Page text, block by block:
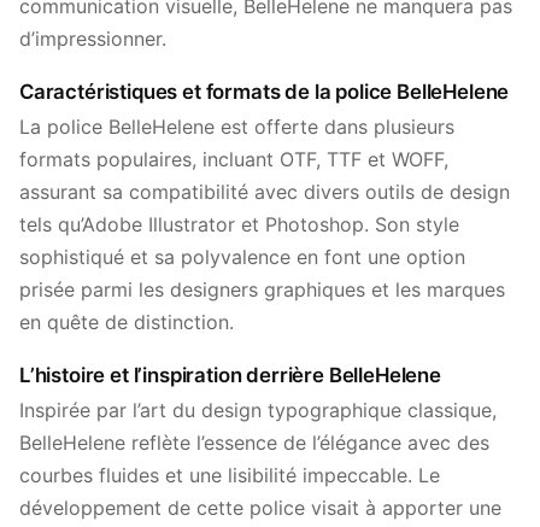
communication visuelle, BelleHelene ne manquera pas
d’impressionner.
Caractéristiques et formats de la police BelleHelene
La police BelleHelene est offerte dans plusieurs
formats populaires, incluant OTF, TTF et WOFF,
assurant sa compatibilité avec divers outils de design
tels qu’Adobe Illustrator et Photoshop. Son style
sophistiqué et sa polyvalence en font une option
prisée parmi les designers graphiques et les marques
en quête de distinction.
L’histoire et l’inspiration derrière BelleHelene
Inspirée par l’art du design typographique classique,
BelleHelene reflète l’essence de l’élégance avec des
courbes fluides et une lisibilité impeccable. Le
développement de cette police visait à apporter une